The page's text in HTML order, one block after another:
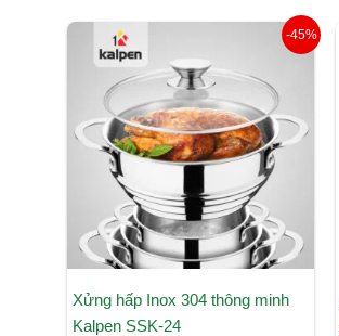
-45%
Xửng hấp Inox 304 thông minh
Kalpen SSK-24
là:
960.000 ₫.
tại
528.000 ₫.